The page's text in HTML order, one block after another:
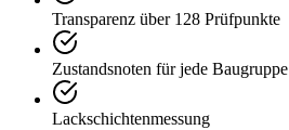
Transparenz über 128 Prüfpunkte
Zustandsnoten für jede Baugruppe
Lackschichtenmessung